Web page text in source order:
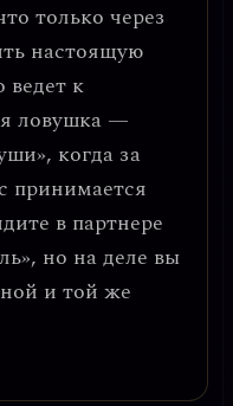
только через
настоящую
ведет к
ловушка —
, когда за
принимается
в партнере
но на деле вы
и той же